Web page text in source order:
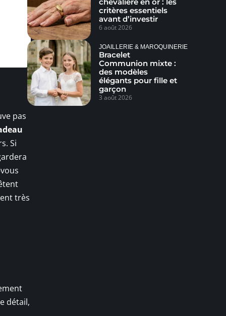
pas
Si
très
détail,
critères essentiels
avant d’investir
6 août 2026
JOAILLERIE & MAROQUINERIE
Bracelet
Communion mixte :
des modèles
élégants pour fille et
garçon
3 août 2026